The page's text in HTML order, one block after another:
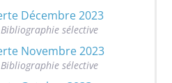
Décembre 2023
Bibliographie sélective
Novembre 2023
Bibliographie sélective